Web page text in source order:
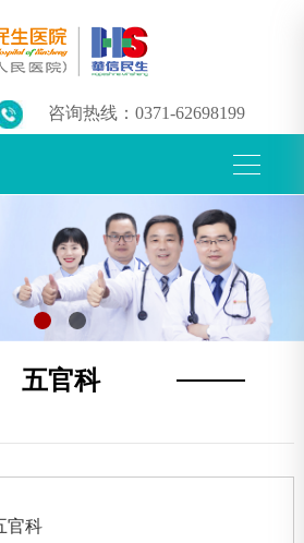
咨询热线：0371-62698199
五官科
官科